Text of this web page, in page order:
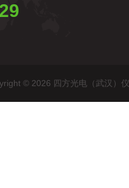
© 2026 四方光电（武汉）